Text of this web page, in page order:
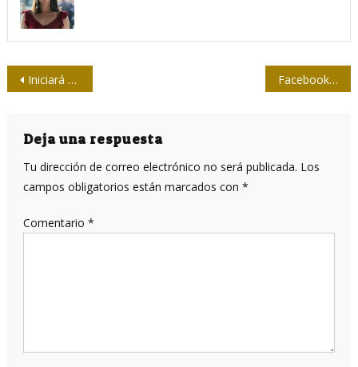
Navegación
entradas
Iniciará China ensayos clínicos de vacuna nasal contra el coronavirus Facebook contra la divulgación académica vinculada al cambio climático
Deja una respuesta
Tu dirección de correo electrónico no será publicada. Los
campos obligatorios están marcados con *
Comentario *